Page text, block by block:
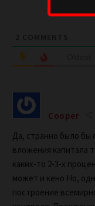
Cooper
Да, странно было бы
вложения капитала
каких-то 2-3-х
может и кено Но,
построение